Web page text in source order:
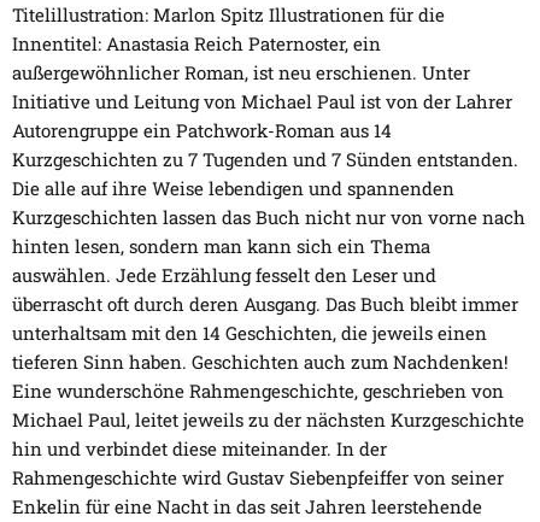
Titelillustration: Marlon Spitz Illustrationen für die
Innentitel: Anastasia Reich Paternoster, ein
außergewöhnlicher Roman, ist neu erschienen. Unter
Initiative und Leitung von Michael Paul ist von der Lahrer
Autorengruppe ein Patchwork-Roman aus 14
Kurzgeschichten zu 7 Tugenden und 7 Sünden entstanden.
Die alle auf ihre Weise lebendigen und spannenden
Kurzgeschichten lassen das Buch nicht nur von vorne nach
hinten lesen, sondern man kann sich ein Thema
auswählen. Jede Erzählung fesselt den Leser und
überrascht oft durch deren Ausgang. Das Buch bleibt immer
unterhaltsam mit den 14 Geschichten, die jeweils einen
tieferen Sinn haben. Geschichten auch zum Nachdenken!
Eine wunderschöne Rahmengeschichte, geschrieben von
Michael Paul, leitet jeweils zu der nächsten Kurzgeschichte
hin und verbindet diese miteinander. In der
Rahmengeschichte wird Gustav Siebenpfeiffer von seiner
Enkelin für eine Nacht in das seit Jahren leerstehende